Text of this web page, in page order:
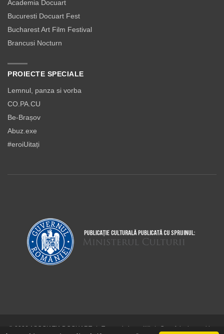
Academia Docuart
Bucuresti Docuart Fest
Bucharest Art Film Festival
Brancusi Nocturn
PROIECTE SPECIALE
Lemnul, panza si vorba
CO.PA.CU
Be-Brașov
Abuz.exe
#eroiUitați
© 2026 ASOCIAŢIA DOCUART | Termeni şi condiţii |
Cum folosim cookie-